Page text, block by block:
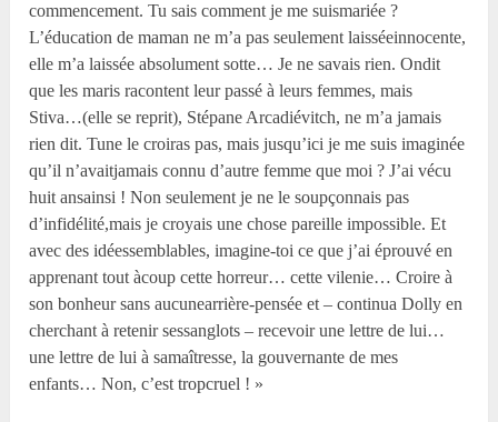
commencement. Tu sais comment je me suismariée ?
L’éducation de maman ne m’a pas seulement laisséeinnocente,
elle m’a laissée absolument sotte… Je ne savais rien. Ondit
que les maris racontent leur passé à leurs femmes, mais
Stiva…(elle se reprit), Stépane Arcadiévitch, ne m’a jamais
rien dit. Tune le croiras pas, mais jusqu’ici je me suis imaginée
qu’il n’avaitjamais connu d’autre femme que moi ? J’ai vécu
huit ansainsi ! Non seulement je ne le soupçonnais pas
d’infidélité,mais je croyais une chose pareille impossible. Et
avec des idéessemblables, imagine-toi ce que j’ai éprouvé en
apprenant tout àcoup cette horreur… cette vilenie… Croire à
son bonheur sans aucunearrière-pensée et – continua Dolly en
cherchant à retenir sessanglots – recevoir une lettre de lui…
une lettre de lui à samaîtresse, la gouvernante de mes
enfants… Non, c’est tropcruel ! »